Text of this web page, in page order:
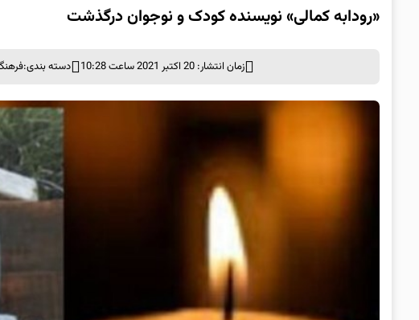
«رودابه کمالی» نویسنده کودک و نوجوان درگذشت
زمان انتشار: 20 اکتبر 2021 ساعت 10:28 دسته بندی: